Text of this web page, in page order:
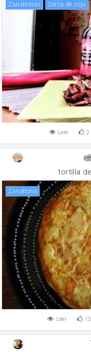
zanahorias salsa de soja
Leer 2
tortilla
zanahoria
Leer 13